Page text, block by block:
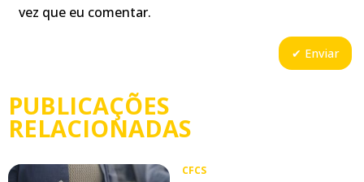
vez que eu comentar.
PUBLICAÇÕES
RELACIONADAS
CFCS